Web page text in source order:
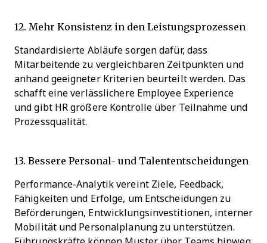
12. Mehr Konsistenz in den Leistungsprozessen
Standardisierte Abläufe sorgen dafür, dass
Mitarbeitende zu vergleichbaren Zeitpunkten und
anhand geeigneter Kriterien beurteilt werden. Das
schafft eine verlässlichere Employee Experience
und gibt HR größere Kontrolle über Teilnahme und
Prozessqualität.
13. Bessere Personal- und Talententscheidungen
Performance-Analytik vereint Ziele, Feedback,
Fähigkeiten und Erfolge, um Entscheidungen zu
Beförderungen, Entwicklungsinvestitionen, interner
Mobilität und Personalplanung zu unterstützen.